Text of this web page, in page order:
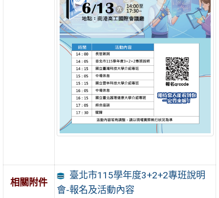
相關附件
臺北市115學年度3+2+2專班說明
會-報名及活動內容